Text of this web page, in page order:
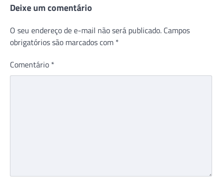
Deixe um comentário
O seu endereço de e-mail não será publicado. Campos
obrigatórios são marcados com *
Comentário *